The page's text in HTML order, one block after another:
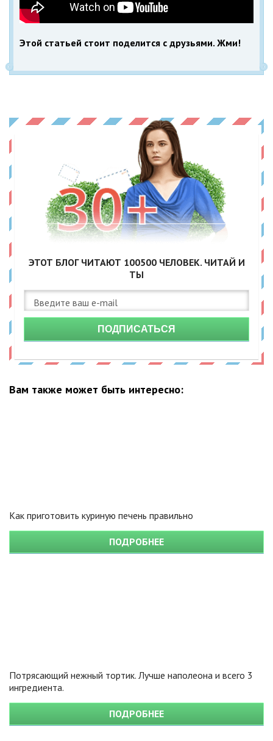
Этой статьей стоит поделится с друзьями. Жми!
ЭТОТ БЛОГ ЧИТАЮТ 100500ЧЕЛОВЕК. ЧИТАЙ И
ТЫ
ПОДПИСАТЬСЯ
Вам также может быть интересно:
Как приготовить куриную печень правильно
ПОДРОБНЕЕ
Потрясающий нежный тортик. Лучше наполеона и всего 3
ингредиента.
ПОДРОБНЕЕ